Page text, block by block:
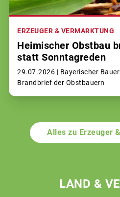
ERZEUGER & VERMARKTUNG
Heimischer Obstbau
statt Sonntagreden
29.07.2026 | Bayerischer
Brandbrief der Obstbauern
Alles zu Erzeuger
LAND &